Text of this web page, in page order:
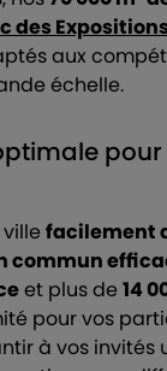
des Expositions
aux
échelle.
facilement
commun
et plus de14
pour vos
à vos invités